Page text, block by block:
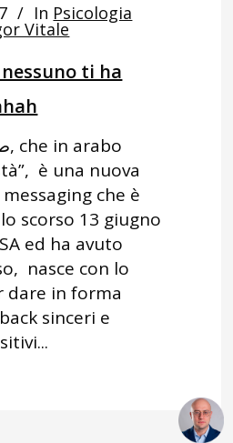
In Psicologia
Vitale
nessuno ti ha
è una nuova
che è
scorso 13 giugno
ed ha avuto
nasce con lo
dare in forma
sinceri e